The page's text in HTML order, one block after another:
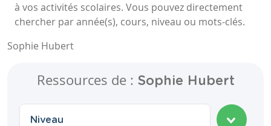
à vos activités scolaires. Vous pouvez directement
chercher par année(s), cours, niveau ou mots-clés.
Sophie Hubert
Ressources de : Sophie Hubert